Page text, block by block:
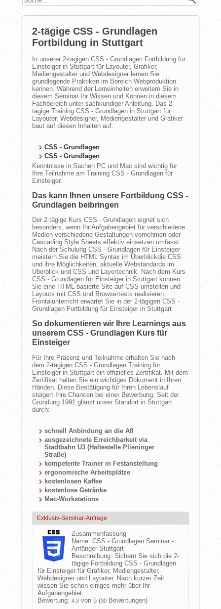
2-tägige CSS - Grundlagen
Fortbildung in Stuttgart
In unserer 2-tägigen CSS - Grundlagen Fortbildung für
Einsteiger in Stuttgart für Layouter, Grafiker,
Mediengestalter und Webdesigner lernen Sie
grundlegende Praktiken im Bereich Webproduktion
kennen. Während der Lerneinheiten erweitern Sie in
diesem Seminar Ihr Wissen und Können in diesem
Fachbereich unter sachkundiger Anleitung. Das 2-
tägige Training CSS - Grundlagen in Stuttgart für
Layouter, Webdesigner, Mediengestalter und Grafiker
baut auf diesen Inhalten auf:
CSS - Grundlagen
CSS - Grundlagen
Kenntnisse in Sachen PC und Mac sind wichtig für
Ihre Teilnahme am Training CSS - Grundlagen für
Einsteiger.
Das kann Ihnen unsere Fortbildung CSS -
Grundlagen beibringen
Der 2-tägige Kurs CSS - Grundlagen eignet sich
besonders, wenn Ihr Aufgabengebiet für verschiedene
Medien verschiedene Gestaltungen vornehmen oder
Cascading Style Sheets effektiv einsetzen umfasst.
Nach der Schulung CSS - Grundlagen für Einsteiger
meistern Sie die HTML Syntax im Überblickdie CSS
und ihre Möglichkeiten, aktuelle Webstandards im
Überblick und CSS und Layertechnik. Nach dem Kurs
CSS - Grundlagen für Einsteiger in Stuttgart können
Sie eine HTML-basierte Site auf CSS umstellen und
Layouts mit CSS und Browsertests realisieren.
Frontalunterricht erwartet Sie in der 2-tägigen CSS -
Grundlagen Fortbildung für Einsteiger in Stuttgart
So dokumentieren wir Ihre Learnings aus
unserem CSS - Grundlagen Kurs für
Einsteiger
Für Ihre Präsenz und Teilnahme erhalten Sie nach
dem 2-tägigen CSS - Grundlagen Training für
Einsteiger in Stuttgart ein offizielles Zertifikat. Mit dem
Zertifikat halten Sie ein wichtiges Dokument in Ihren
Händen. Diese Bestätigung für Ihren Lebenslauf
steigert Ihre Chancen bei einer Bewerbung. Seit der
Gründung 1991 glänzt unser Standort in Stuttgart
durch:
schnell Anbindung an die A8
ausgezeichnete Erreichbarkeit via
Stadtbahn U3 (Haltestelle Plieninger
Straße)
kompetente Trainer in Festanstellung
ergonomische Arbeitsplätze
kostenlosen Kaffee
kostenlose Getränke
Mac-Workstations
Exklusiv-Seminar-Anfrage
Zusammenfassung
Name: CSS - Grundlagen Seminar -
Anfänger Stuttgart
Beschreibung: Sichern Sie sich die 2-
tägige Fortbildung CSS - Grundlagen
für Einsteiger für Grafiker, Mediengestalter,
Webdesigner und Layouter. Nach kurzer Zeit
wissen Sie schon einiges mehr über Ihr
Aufgabengebiet.
Bewertung: 4,3von 5 (30Bewertungen)